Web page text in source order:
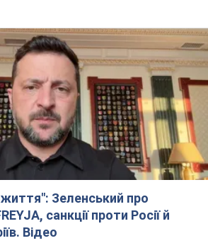
Зеленський про
санкції проти Росії й
Відео